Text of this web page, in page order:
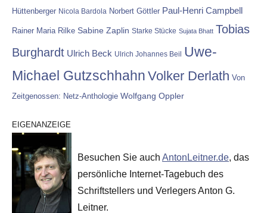
Hüttenberger Nicola Bardola Norbert Göttler Paul-Henri Campbell
Rainer Maria Rilke Sabine Zaplin Starke Stücke Sujata Bhatt Tobias
Burghardt Ulrich Beck Ulrich Johannes Beil Uwe-
Michael Gutzschhahn Volker Derlath Von
Zeitgenossen: Netz-Anthologie Wolfgang Oppler
EIGENANZEIGE
Besuchen Sie auch AntonLeitner.de, das
persönliche Internet-Tagebuch des
Schriftstellers und Verlegers Anton G.
Leitner.